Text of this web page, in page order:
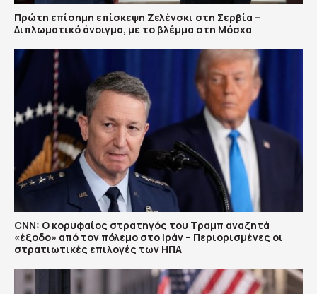
Πρώτη επίσημη επίσκεψη Ζελένσκι στη Σερβία –
Διπλωματικό άνοιγμα, με το βλέμμα στη Μόσχα
CNN: Ο κορυφαίος στρατηγός του Τραμπ αναζητά
«έξοδο» από τον πόλεμο στο Ιράν – Περιορισμένες οι
στρατιωτικές επιλογές των ΗΠΑ